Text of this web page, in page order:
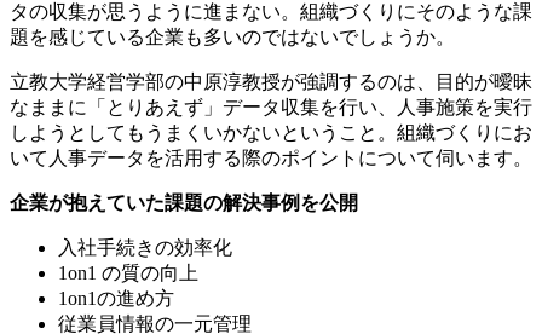
タの収集が思うように進まない。組織づくりにそのような課
題を感じている企業も多いのではないでしょうか。
立教大学経営学部の中原淳教授が強調するのは、目的が曖昧
なままに「とりあえず」データ収集を行い、人事施策を実行
しようとしてもうまくいかないということ。組織づくりにお
いて人事データを活用する際のポイントについて伺います。
企業が抱えていた課題の解決事例を公開
入社手続きの効率化
1on1 の質の向上
1on1の進め方
従業員情報の一元管理